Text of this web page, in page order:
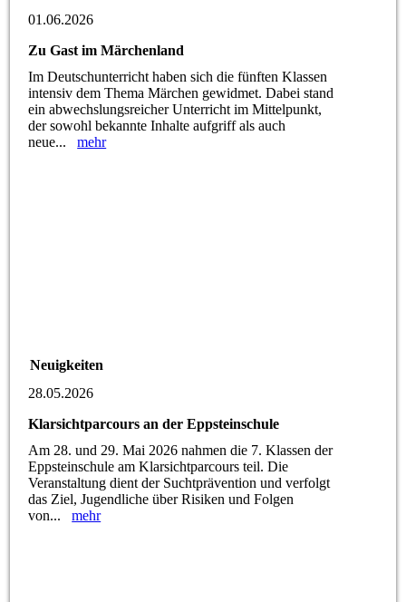
01.06.2026
Zu Gast im Märchenland
Im Deutschunterricht haben sich die fünften Klassen
intensiv dem Thema Märchen gewidmet. Dabei stand
ein abwechslungsreicher Unterricht im Mittelpunkt,
der sowohl bekannte Inhalte aufgriff als auch
neue...mehr
Neuigkeiten
28.05.2026
Klarsichtparcours an der Eppsteinschule
Am 28. und 29. Mai 2026 nahmen die 7. Klassen der
Eppsteinschule am Klarsichtparcours teil. Die
Veranstaltung dient der Suchtprävention und verfolgt
das Ziel, Jugendliche über Risiken und Folgen
von...mehr